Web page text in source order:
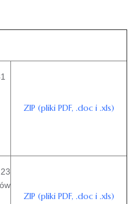
ZIP (pliki PDF, .doc i .xls)
ZIP (pliki PDF, .doc i .xls)